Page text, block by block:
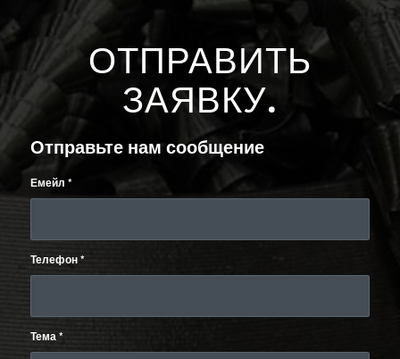
ОТПРАВИТЬ
ЗАЯВКУ.
Отправьте нам сообщение
Емейл *
Телефон*
Тема*